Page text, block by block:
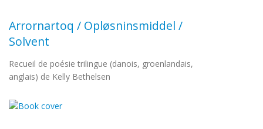
Arrornartoq / Opløsninsmiddel /
Solvent
Recueil de poésie trilingue (danois, groenlandais,
anglais) de Kelly Bethelsen